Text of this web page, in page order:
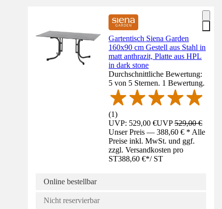
Gartentisch Siena Garden
160x90 cm Gestell aus Stahl in
matt anthrazit, Platte aus HPL
in dark stone
Durchschnittliche Bewertung:
5 von 5 Sternen. 1 Bewertung.
(1)
UVP: 529,00 €UVP529,00 €
Unser Preis — 388,60 € * Alle
Preise inkl. MwSt. und ggf.
zzgl. Versandkosten pro
ST388,60 €*/ ST
Online bestellbar
Nicht reservierbar